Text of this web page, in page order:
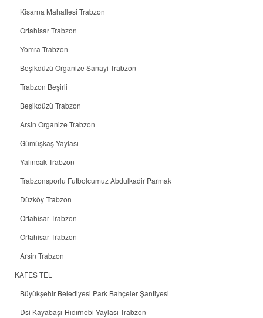
Kisarna Mahallesi Trabzon
Ortahisar Trabzon
Yomra Trabzon
Beşikdüzü Organize Sanayi Trabzon
Trabzon Beşirli
Beşikdüzü Trabzon
Arsin Organize Trabzon
Gümüşkaş Yaylası
Yalıncak Trabzon
Trabzonsporlu Futbolcumuz Abdulkadir Parmak
Düzköy Trabzon
Ortahisar Trabzon
Ortahisar Trabzon
Arsin Trabzon
KAFES TEL
Büyükşehir Belediyesi Park Bahçeler Şantiyesi
Dsi Kayabaşı-Hıdırnebi Yaylası Trabzon